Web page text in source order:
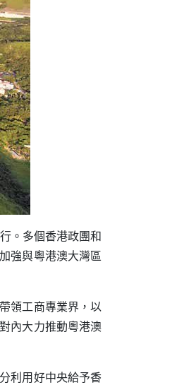
。多個香港政團和
強與粵港澳大灣區
領工商專業界，以
內大力推動粵港澳
利用好中央給予香